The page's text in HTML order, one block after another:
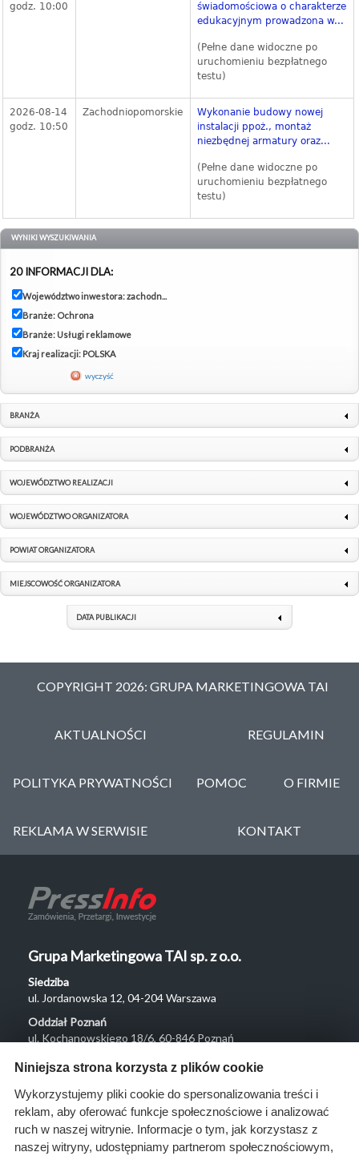
godz. 10:00
świadomościowa o charakterze
edukacyjnym prowadzona w...
(Pełne dane widoczne po
uruchomieniu bezpłatnego
testu)
2026-08-14
godz. 10:50
Zachodniopomorskie
Wykonanie budowy nowej
instalacji ppoż., montaż
niezbędnej armatury oraz...
(Pełne dane widoczne po
uruchomieniu bezpłatnego
testu)
WYNIKI WYSZUKIWANIA
20 INFORMACJI DLA:
Województwo inwestora: zachodn...
Branże: Ochrona
Branże: Usługi reklamowe
Kraj realizacji: POLSKA
wyczyść
BRANŻA
PODBRANŻA
WOJEWÓDZTWO REALIZACJI
WOJEWÓDZTWO ORGANIZATORA
POWIAT ORGANIZATORA
MIEJSCOWOŚĆ ORGANIZATORA
DATA PUBLIKACJI
COPYRIGHT 2026: GRUPA MARKETINGOWA TAI
AKTUALNOŚCI REGULAMIN
POLITYKA PRYWATNOŚCI POMOC O FIRMIE
REKLAMA W SERWISIE KONTAKT
Grupa Marketingowa TAI sp. z o.o.
Siedziba
ul. Jordanowska 12, 04-204 Warszawa
Oddział Poznań
ul. Kochanowskiego 18/6, 60-846 Poznań
Menu
O nas
Rozwiązania
Monitoring
Niniejsza strona korzysta z plików cookie
Wykorzystujemy pliki cookie do spersonalizowania treści i
reklam, aby oferować funkcje społecznościowe i analizować
ruch w naszej witrynie. Informacje o tym, jak korzystasz z
naszej witryny, udostępniamy partnerom społecznościowym,